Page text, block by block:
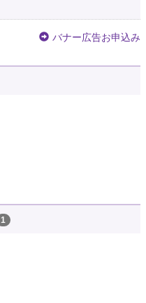
バナー広告お申込み
1